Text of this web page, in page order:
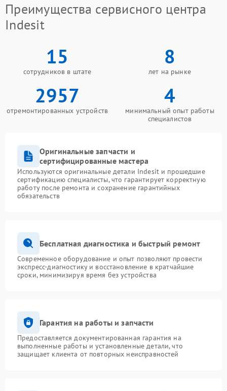
Преимущества сервисного центра
Indesit
15
сотрудников в штате
8
лет на рынке
2957
отремонтированных устройств
4
минимальный опыт работы
специалистов
Оригинальные запчасти и
сертифицированные мастера
Используются оригинальные детали Indesit и прошедшие
сертификацию специалисты, что гарантирует корректную
работу после ремонта и сохранение гарантийных
обязательств
Бесплатная диагностика и быстрый ремонт
Современное оборудование и опыт позволяют провести
экспресс-диагностику и восстановление в кратчайшие
сроки, минимизируя время без устройства
Гарантия на работы и запчасти
Предоставляется документированная гарантия на
выполненные работы и установленные детали, что
защищает клиента от повторных неисправностей